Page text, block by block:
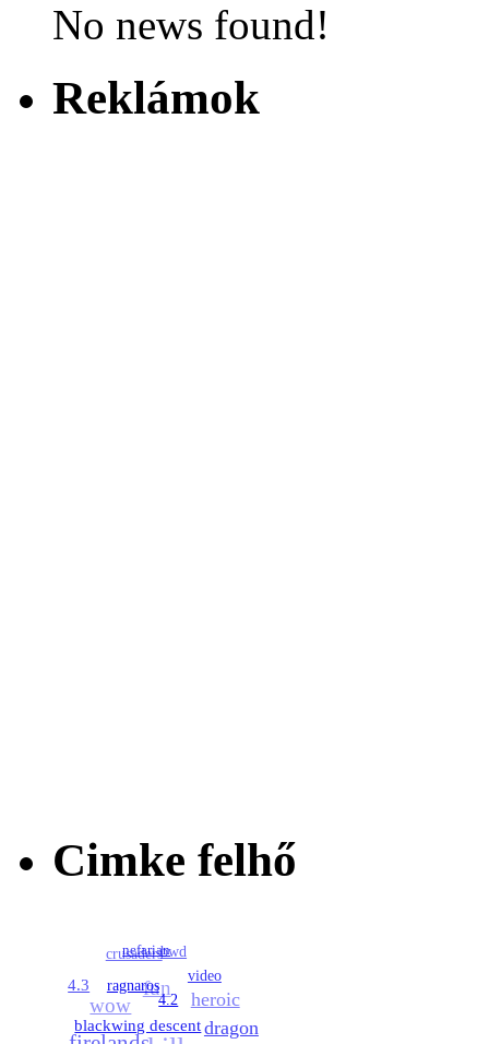
No news found!
Reklámok
Cimke felhő
nefarian
ragnaros
4.2
video
bwd
crusaders
4.3
blackwing descent dragon
heroic
fun
wow